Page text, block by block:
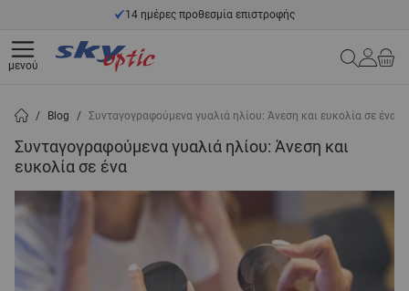
Μετάβαση στο περιεχόμενο14 ημέρες προθεσμία επιστροφής
Search
μενού
/ Blog / Συνταγογραφούμενα γυαλιά ηλίου: Άνεση και ευκολία σε ένα
Συνταγογραφούμενα γυαλιά ηλίου: Άνεση και
ευκολία σε ένα